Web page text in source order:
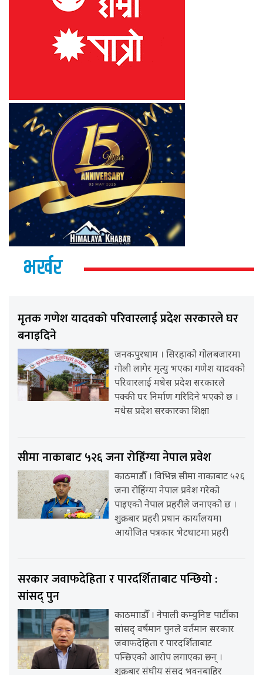
भर्खर
मृतक गणेश यादवको परिवारलाई प्रदेश सरकारले घर
बनाइदिने
जनकपुरधाम । सिरहाको गोलबजारमा
गोली लागेर मृत्यु भएका गणेश यादवको
परिवारलाई मधेस प्रदेश सरकारले
पक्की घर निर्माण गरिदिने भएको छ ।
मधेस प्रदेश सरकारका शिक्षा
सीमा नाकाबाट ५२६ जना रोहिंग्या नेपाल प्रवेश
काठमाडौँ । विभिन्न सीमा नाकाबाट ५२६
जना रोहिंग्या नेपाल प्रवेश गरेको
पाइएको नेपाल प्रहरीले जनाएको छ ।
शुक्रबार प्रहरी प्रधान कार्यालयमा
आयोजित पत्रकार भेटघाटमा प्रहरी
सरकार जवाफदेहिता र पारदर्शिताबाट पन्छियो :
सांसद् पुन
काठमााडौँ । नेपाली कम्युनिष्ट पार्टीका
सांसद् वर्षमान पुनले वर्तमान सरकार
जवाफदेहिता र पारदर्शिताबाट
पन्छिएको आरोप लगाएका छन् ।
शुक्रबार संघीय संसद् भवनबाहिर